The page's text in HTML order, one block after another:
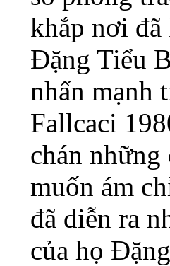
khắp nơi
Đặng Tiểu
nhấn mạnh
Fallcaci
chán
muốn ám
đã diễn ra
của họ